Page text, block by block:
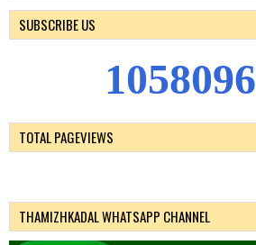
SUBSCRIBE US
1058096
TOTAL PAGEVIEWS
THAMIZHKADAL WHATSAPP CHANNEL